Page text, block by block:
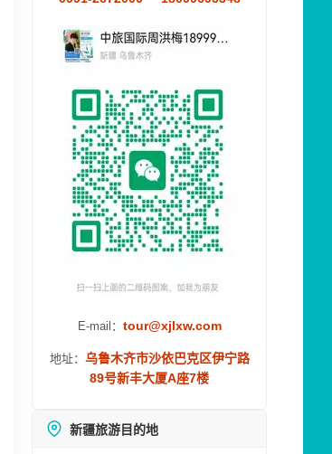
E-mail： tour@xjlxw.com
地址： 乌鲁木齐市沙依巴克区伊宁路
89号新丰大厦A座7楼
新疆旅游目的地